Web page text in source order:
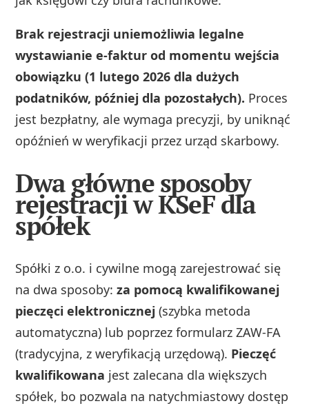
Brak rejestracji uniemożliwia legalne
wystawianie e-faktur od momentu wejścia
obowiązku (1 lutego 2026 dla dużych
podatników, później dla pozostałych). Proces
jest bezpłatny, ale wymaga precyzji, by uniknąć
opóźnień w weryfikacji przez urząd skarbowy.
Dwa główne sposoby
rejestracji w KSeF dla
spółek
Spółki z o.o. i cywilne mogą zarejestrować się
na dwa sposoby:za pomocą kwalifikowanej
pieczęci elektronicznej (szybka metoda
automatyczna) lub poprzez formularz ZAW-FA
(tradycyjna, z weryfikacją urzędową). Pieczęć
kwalifikowana jest zalecana dla większych
spółek, bo pozwala na natychmiastowy dostęp